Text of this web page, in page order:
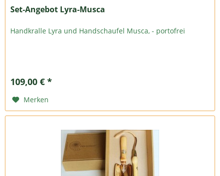
Set-Angebot Lyra-Musca
Handkralle Lyra und Handschaufel Musca, - portofrei
109,00 € *
Merken